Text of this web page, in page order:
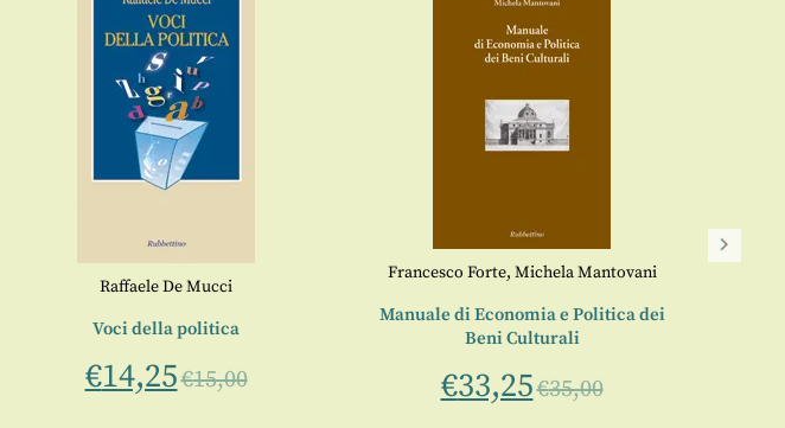
Raffaele De Mucci
Voci della politica
€14,25€15,00
Francesco Forte, Michela Mantovani
Manuale di Economia e Politica dei
Beni Culturali
€33,25€35,00